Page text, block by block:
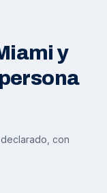
y
con